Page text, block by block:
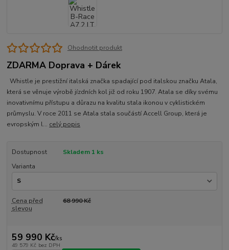
Ohodnotit produkt
ZDARMA Doprava + Dárek
Whistle je prestižní italská značka spadající pod italskou značku Atala,
která se věnuje výrobě jízdních kol již od roku 1907. Atala se díky svému
inovativnímu přístupu a důrazu na kvalitu stala ikonou v cyklistickém
průmyslu. V roce 2011 se Atala stala součástí Accell Group, která je
evropským l... celý popis
Dostupnost
Skladem 1 ks
Varianta
Cena před
slevou
68 990 Kč
59 990 Kč/ks
49 579 Kč bez DPH